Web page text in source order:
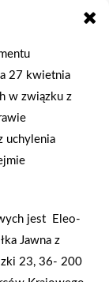
- firm
17 listopada
ich na
wprawnych
czasu
naboi.
27 kwietnia
w związku z
uchylenia
jest Eleo-
Jawna z
23, 36- 200